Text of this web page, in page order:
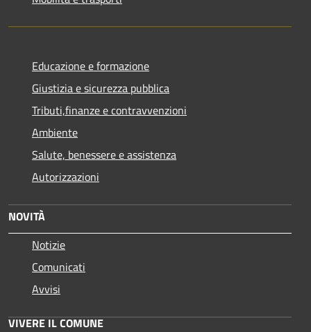
Educazione e formazione
Giustizia e sicurezza pubblica
Tributi,finanze e contravvenzioni
Ambiente
Salute, benessere e assistenza
Autorizzazioni
NOVITÀ
Notizie
Comunicati
Avvisi
VIVERE IL COMUNE